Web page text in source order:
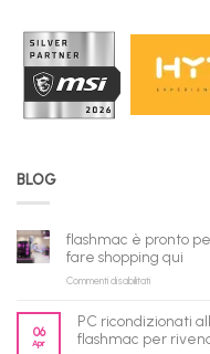
BLOG
flashmac è pronto
fare shopping qui
Commenti disabilitatisu
pronto
per
06
Apr
PC ricondizionati
flashmac per